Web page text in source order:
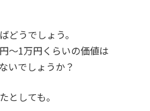
どうでしょう。
〜1万円くらいの価値は
いでしょうか？
としても。